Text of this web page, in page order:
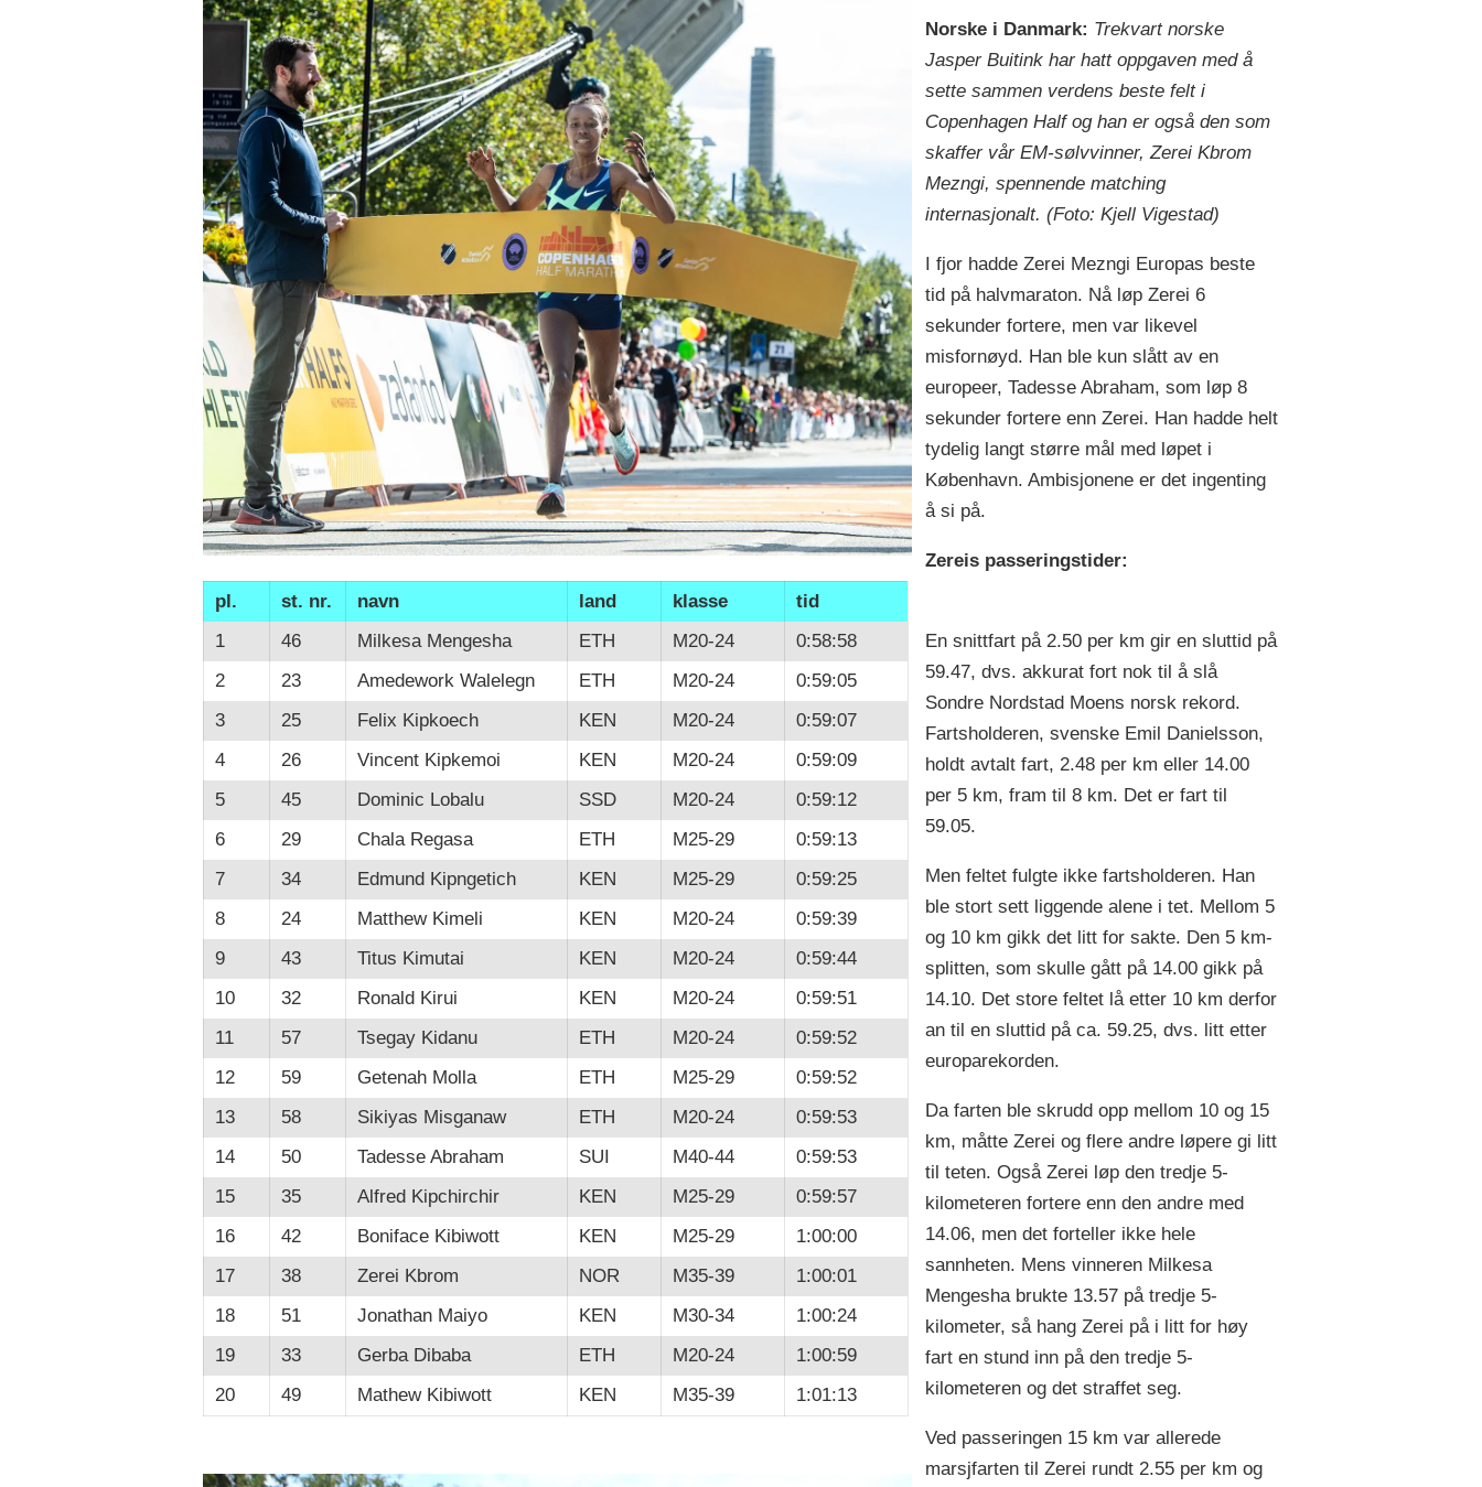
pl. st. nr. navn land klasse
tid
1
46 Milkesa Mengesha ETH M20-24
0:58:58
2
23 Amedework Walelegn ETH M20-24
0:59:05
3
25 Felix Kipkoech KEN M20-24
0:59:07
4
26 Vincent Kipkemoi KEN M20-24
0:59:09
5
45 Dominic Lobalu SSD M20-24
0:59:12
6
29 Chala Regasa ETH M25-29
0:59:13
7
34 Edmund Kipngetich KEN M25-29
0:59:25
8
24 Matthew Kimeli KEN M20-24
0:59:39
9
43 Titus Kimutai KEN M20-24
0:59:44
10
32 Ronald Kirui KEN M20-24
0:59:51
11
57 Tsegay Kidanu ETH M20-24
0:59:52
12
59 Getenah Molla ETH M25-29
0:59:52
13
58 Sikiyas Misganaw ETH M20-24
0:59:53
14
50 Tadesse Abraham SUI M40-44
0:59:53
15
35 Alfred Kipchirchir KEN M25-29
0:59:57
16
42 Boniface Kibiwott KEN M25-29
1:00:00
17
38 Zerei Kbrom NOR M35-39
1:00:01
18
51 Jonathan Maiyo KEN M30-34
1:00:24
19
33 Gerba Dibaba ETH M20-24
1:00:59
20
49 Mathew Kibiwott KEN M35-39 1:01:13
Norske i Danmark: Trekvart norske
Jasper Buitink har hatt oppgaven med å
sette sammen verdens beste felt i
Copenhagen Half og han er også den som
skaffer vår EM-sølvvinner, Zerei Kbrom
Mezngi, spennende matching
internasjonalt. (Foto: Kjell Vigestad)
I fjor hadde Zerei Mezngi Europas beste
tid på halvmaraton. Nå løp Zerei 6
sekunder fortere, men var likevel
misfornøyd. Han ble kun slått av en
europeer, Tadesse Abraham, som løp 8
sekunder fortere enn Zerei. Han hadde helt
tydelig langt større mål med løpet i
København. Ambisjonene er det ingenting
å si på.
Zereis passeringstider:
En snittfart på 2.50 per km gir en sluttid på
59.47, dvs. akkurat fort nok til å slå
Sondre Nordstad Moens norsk rekord.
Fartsholderen, svenske Emil Danielsson,
holdt avtalt fart, 2.48 per km eller 14.00
per 5 km, fram til 8 km. Det er fart til
59.05.
Men feltet fulgte ikke fartsholderen. Han
ble stort sett liggende alene i tet. Mellom 5
og 10 km gikk det litt for sakte. Den 5 km-
splitten, som skulle gått på 14.00 gikk på
14.10. Det store feltet lå etter 10 km derfor
an til en sluttid på ca. 59.25, dvs. litt etter
europarekorden.
Da farten ble skrudd opp mellom 10 og 15
km, måtte Zerei og flere andre løpere gi litt
til teten. Også Zerei løp den tredje 5-
kilometeren fortere enn den andre med
14.06, men det forteller ikke hele
sannheten. Mens vinneren Milkesa
Mengesha brukte 13.57 på tredje 5-
kilometer, så hang Zerei på i litt for høy
fart en stund inn på den tredje 5-
kilometeren og det straffet seg.
Ved passeringen 15 km var allerede
marsjfarten til Zerei rundt 2.55 per km og